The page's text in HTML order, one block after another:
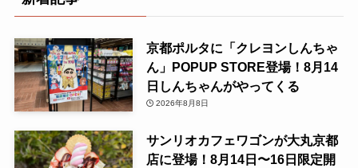
京都ポルタに「クレヨンしんちゃ
ん」POPUP STORE登場！8月14
日しんちゃんがやってくる
2026年8月8日
サンリオカフェワゴンが大丸京都
店に登場！8月14日〜16日限定開